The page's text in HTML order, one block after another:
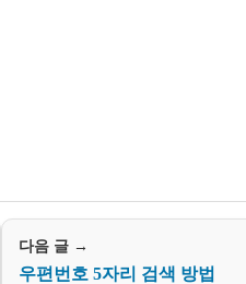
다음 글 →
우편번호 5자리 검색 방법